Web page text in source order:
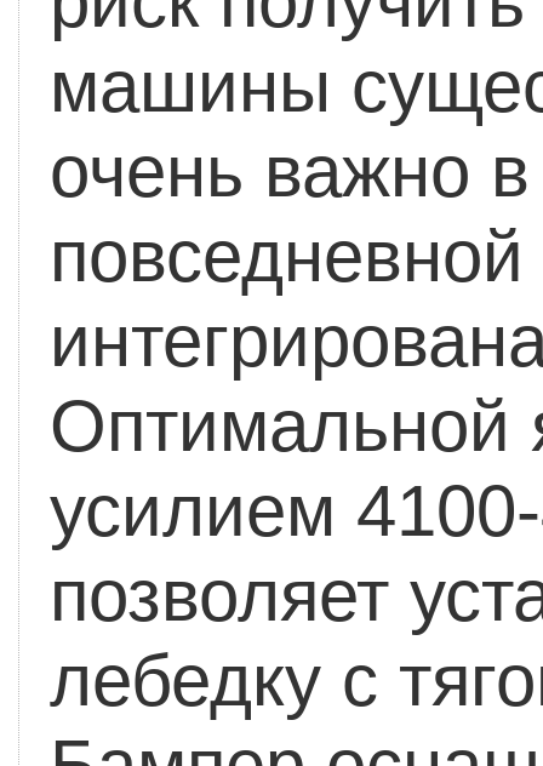
машины
очень важно
Оптимальной
усилием
позволяет
лебедку с